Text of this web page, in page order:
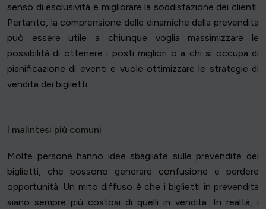
senso di esclusività e migliorare la soddisfazione dei clienti.
Pertanto, la comprensione delle dinamiche della prevendita
può essere utile a chiunque voglia massimizzare le
possibilità di ottenere i posti migliori o a chi si occupa di
pianificazione di eventi e vuole ottimizzare le strategie di
vendita dei biglietti.
I malintesi più comuni
Molte persone hanno idee sbagliate sulle prevendite dei
biglietti, che possono generare confusione e perdere
opportunità. Un mito diffuso è che i biglietti in prevendita
siano sempre più costosi di quelli in vendita. In realtà, i